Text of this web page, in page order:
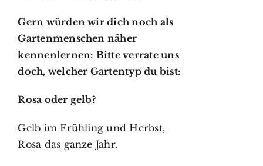
Gern würden wir dich noch als
Gartenmenschen näher
kennenlernen: Bitte verrate uns
doch, welcher Gartentyp du bist:
Rosa oder gelb?
Gelb im Frühling und Herbst,
Rosa das ganze Jahr.